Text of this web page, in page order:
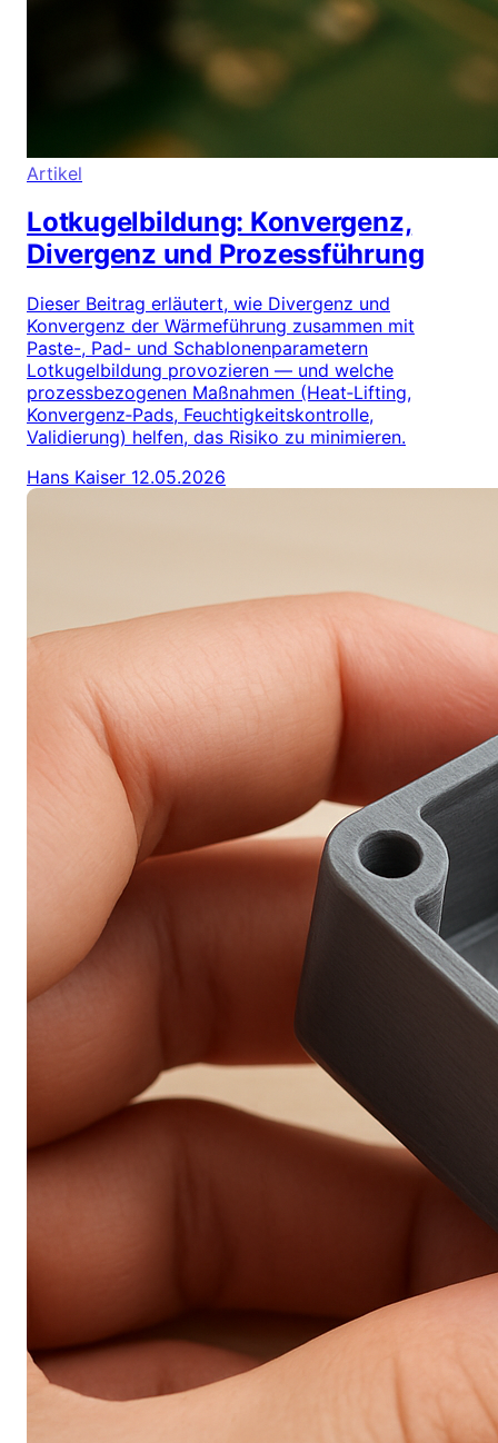
Artikel
Lotkugelbildung: Konvergenz,
Divergenz und Prozessführung
Dieser Beitrag erläutert, wie Divergenz und
Konvergenz der Wärmeführung zusammen mit
Paste-, Pad- und Schablonenparametern
Lotkugelbildung provozieren — und welche
prozessbezogenen Maßnahmen (Heat‑Lifting,
Konvergenz‑Pads, Feuchtigkeitskontrolle,
Validierung) helfen, das Risiko zu minimieren.
Hans Kaiser 12.05.2026